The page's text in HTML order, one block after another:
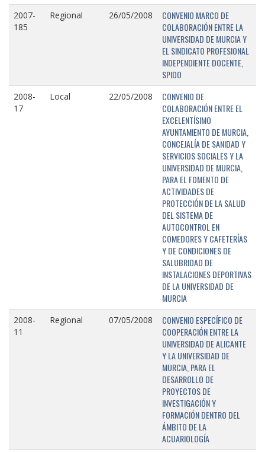
2007-
185
Regional 26/05/2008
CONVENIO MARCO DE
COLABORACIÓN ENTRE LA
UNIVERSIDAD DE MURCIA Y
EL SINDICATO PROFESIONAL
INDEPENDIENTE DOCENTE,
SPIDO
2008-
17
Local 22/05/2008
CONVENIO DE
COLABORACIÓN ENTRE EL
EXCELENTÍSIMO
AYUNTAMIENTO DE MURCIA,
CONCEJALÍA DE SANIDAD Y
SERVICIOS SOCIALES Y LA
UNIVERSIDAD DE MURCIA,
PARA EL FOMENTO DE
ACTIVIDADES DE
PROTECCIÓN DE LA SALUD
DEL SISTEMA DE
AUTOCONTROL EN
COMEDORES Y CAFETERÍAS
Y DE CONDICIONES DE
SALUBRIDAD DE
INSTALACIONES DEPORTIVAS
DE LA UNIVERSIDAD DE
MURCIA
2008-
11
Regional 07/05/2008
CONVENIO ESPECÍFICO DE
COOPERACIÓN ENTRE LA
UNIVERSIDAD DE ALICANTE
Y LA UNIVERSIDAD DE
MURCIA, PARA EL
DESARROLLO DE
PROYECTOS DE
INVESTIGACIÓN Y
FORMACIÓN DENTRO DEL
ÁMBITO DE LA
ACUARIOLOGÍA